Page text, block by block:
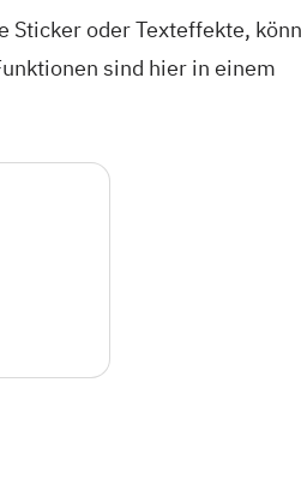
oder Texteffekte,
sind hier in einem